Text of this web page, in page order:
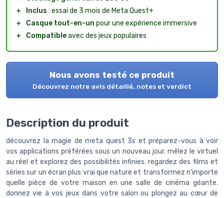
＋
Inclus : essai de 3 mois de Meta Quest+
＋
Casque tout-en-un pour une expérience immersive
＋
Compatibleavec des jeux populaires
Nous avons testé ce produit
Découvrez notre avis détaillé, notes et verdict
Description du produit
découvrez la magie de meta quest 3s et préparez-vous à voir
vos applications préférées sous un nouveau jour. mêlez le virtuel
au réel et explorez des possibilités infinies. regardez des films et
séries sur un écran plus vrai que nature et transformez n’importe
quelle pièce de votre maison en une salle de cinéma géante.
donnez vie à vos jeux dans votre salon ou plongez au cœur de